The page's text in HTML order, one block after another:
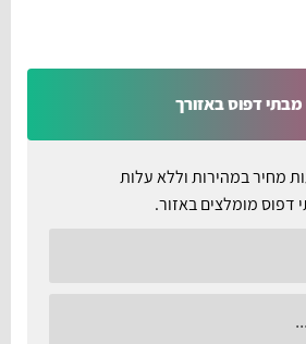
דפוס באזורך
מחיר במהירות וללא עלות
דפוס מומלצים באזור.